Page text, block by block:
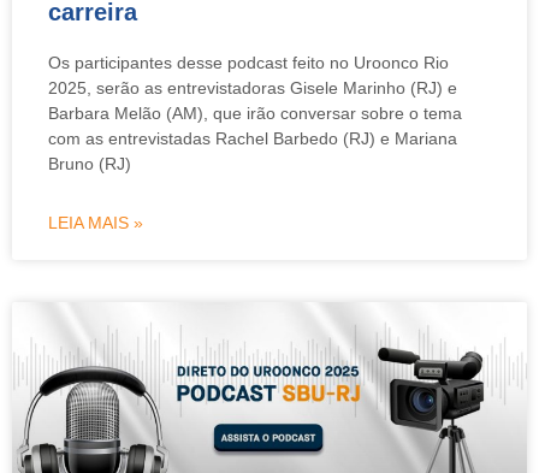
carreira
Os participantes desse podcast feito no Uroonco Rio
2025, serão as entrevistadoras Gisele Marinho (RJ) e
Barbara Melão (AM), que irão conversar sobre o tema
com as entrevistadas Rachel Barbedo (RJ) e Mariana
Bruno (RJ)
LEIA MAIS »